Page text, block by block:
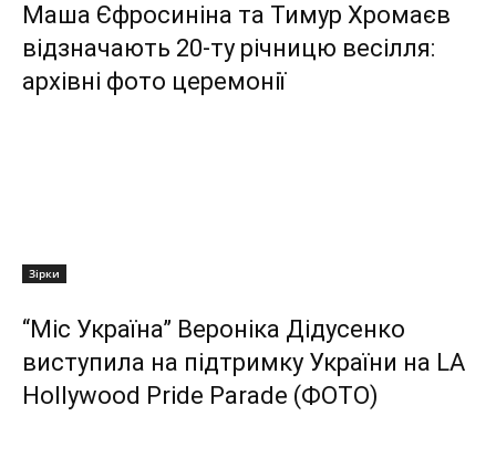
Маша Єфросиніна та Тимур Хромаєв
відзначають 20-ту річницю весілля:
архівні фото церемонії
Зірки
“Міс Україна” Вероніка Дідусенко
виступила на підтримку України на LA
Hollywood Pride Parade (ФОТО)